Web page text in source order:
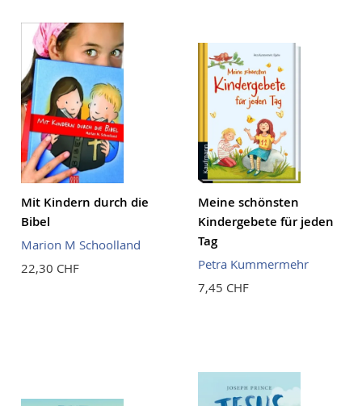
Mit Kindern durch die
Bibel
Marion M Schoolland
22,30 CHF
Meine schönsten
Kindergebete für jeden
Tag
Petra Kummermehr
7,45 CHF